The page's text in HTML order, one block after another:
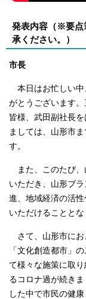
発表内容（※要点
承ください。）
市長
本日はお忙しい中
がとうございます
皆様、武田副社長
ましては、山形市
す。
また、このたび、
いただき、山形ブ
進、地域経済の活
いただけることと
さて、山形市にお
「文化創造都市」
て様々な施策に取
るコロナ過が続き
した中で市民の健